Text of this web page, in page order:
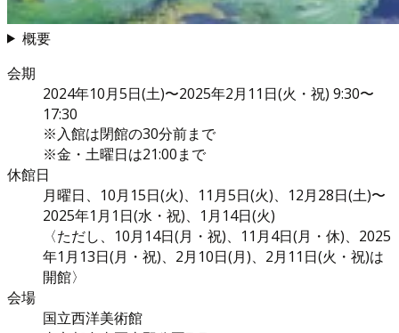
概要
会期
2024年10月5日(土)〜2025年2月11日(火・祝) 9:30〜
17:30
※入館は閉館の30分前まで
※金・土曜日は21:00まで
休館日
月曜日、10月15日(火)、11月5日(火)、12月28日(土)〜
2025年1月1日(水・祝)、1月14日(火)
〈ただし、10月14日(月・祝)、11月4日(月・休)、2025
年1月13日(月・祝)、2月10日(月)、2月11日(火・祝)は
開館〉
会場
国立西洋美術館